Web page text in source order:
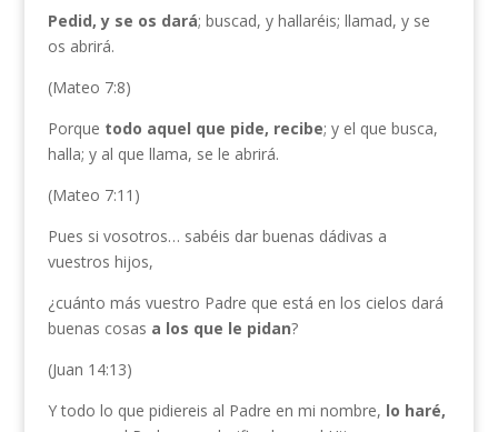
Pedid, y se os dará; buscad, y hallaréis; llamad, y se
os abrirá.
(Mateo 7:8)
Porque todo aquel que pide, recibe; y el que busca,
halla; y al que llama, se le abrirá.
(Mateo 7:11)
Pues si vosotros… sabéis dar buenas dádivas a
vuestros hijos,
¿cuánto más vuestro Padre que está en los cielos dará
buenas cosas a los que le pidan?
(Juan 14:13)
Y todo lo que pidiereis al Padre en mi nombre, lo haré,